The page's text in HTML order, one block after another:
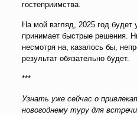
гостеприимства.
На мой взгляд, 2025 год
принимает быстрые решения.
несмотря на, казалось бы,
результат обязательно будет.
***
Узнать уже сейчас о
новогоднему туру для